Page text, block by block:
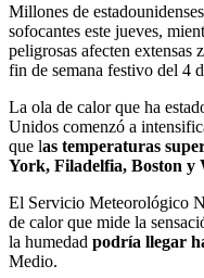
Millones de
sofocantes este jueves,
peligrosas afecten extensas
fin de semana festivo del 4
La ola de calor que ha
Unidos comenzó a
que las temperaturas
York, Filadelfia, Boston y
El Servicio Meteorológico
de calor que mide la
la humedad podría llegar
Medio.